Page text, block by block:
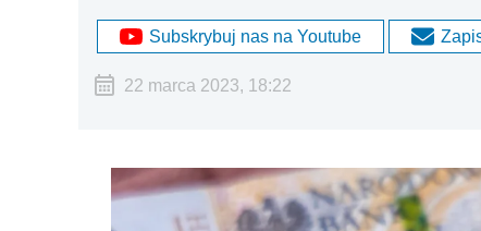
Subskrybuj nas na Youtube
22 marca 2023, 18:22